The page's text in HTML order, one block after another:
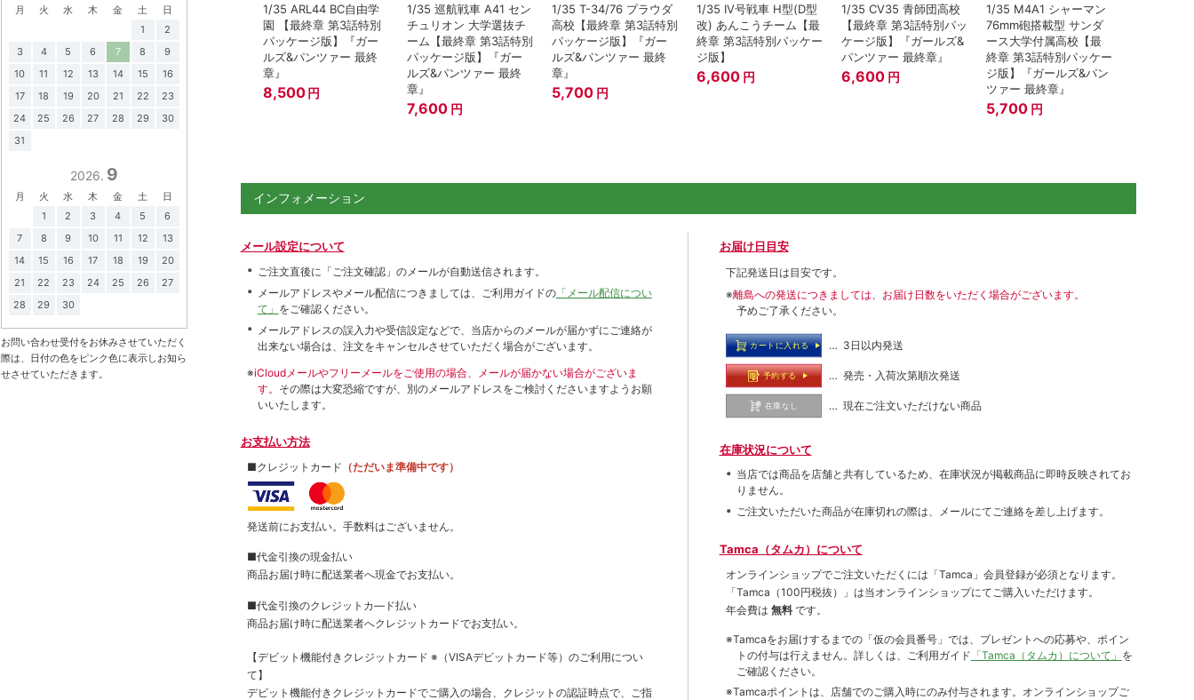
1/35 ARL44 BC自由学
園 【最終章 第3話特別
パッケージ版】『ガー
ルズ&パンツァー 最終
章』
8,500 円
1/35 巡航戦車 A41 セン
チュリオン 大学選抜チ
ーム【最終章 第3話特別
パッケージ版】『ガー
ルズ&パンツァー 最終
章』
7,600 円
1/35 T-34/76 プラウダ
高校【最終章 第3話特別
パッケージ版】『ガー
ルズ&パンツァー 最終
章』
5,700 円
1/35 IV号戦車 H型(D型
改) あんこうチーム【最
終章 第3話特別パッケー
ジ版】
6,600 円
1/35 CV35 青師団高校
【最終章 第3話特別パッ
ケージ版】『ガールズ&
パンツァー 最終章』
6,600 円
1/35 M4A1 シャーマン
76mm砲搭載型 サンダ
ース大学付属高校【最
終章 第3話特別パッケー
ジ版】『ガールズ&パン
ツァー 最終章』
5,700 円
インフォメーション
メール設定について
ご注文直後に「ご注文確認」のメールが自動送信されます。
メールアドレスやメール配信につきましては、ご利用ガイドの「メール配信につい
て」 をご確認ください。
メールアドレスの誤入力や受信設定などで、当店からのメールが届かずにご連絡が
出来ない場合は、注文をキャンセルさせていただく場合がございます。
※iCloudメールやフリーメールをご使用の場合、メールが届かない場合がございま
す。 その際は大変恐縮ですが、別のメールアドレスをご検討くださいますようお願
いいたします。
お支払い方法
■クレジットカード （ただいま準備中です）
発送前にお支払い。手数料はございません。
■代金引換の現金払い
商品お届け時に配送業者へ現金でお支払い。
■代金引換のクレジットカ―ド払い
商品お届け時に配送業者へクレジットカードでお支払い。
【デビット機能付きクレジットカード ※（VISAデビットカード等） のご利用につい
て】
デビット機能付きクレジットカードでご購入の場合、クレジットの認証時点で、ご指
お届け日目安
下記発送日は目安です。
※離島への発送につきましては、お届け日数をいただく場合がございます。
予めご了承ください。
カートに入れる … 3日以内発送
予約する … 発売・入荷次第順次発送
在庫なし … 現在ご注文いただけない商品
在庫状況について
当店では商品を店舗と共有しているため、在庫状況が掲載商品に即時反映されてお
りません。
ご注文いただいた商品が在庫切れの際は、メールにてご連絡を差し上げます。
Tamca（タムカ）について
オンラインショップでご注⽂いただくには「Tamca」会員登録が必須となります。
「Tamca （100円税抜）
」は当オンラインショップにてご購⼊いただけます。
年会費は 無料 です。
※Tamcaをお届けするまでの「仮の会員番号」では、プレゼントへの応募や、ポイン
トの付与は⾏えません。詳しくは、ご利⽤ガイド 「Tamca（タムカ）について」 を
ご確認ください。
※Tamcaポイントは、店舗でのご購⼊時にのみ付与されます。オンラインショップご
月 火 水 木 金 土
日
1
2
3
4 5 6 7 8
9
10
11 12 13 14 15
16
17
18 19 20 21 22
23
24
25 26 27 28 29
30
31
2026. 9
月 火 水 木 金 土
日
1
2 3 4 5
6
7
8 9 10 11 12
13
14
15 16 17 18 19
20
21
22 23 24 25 26
27
28
29 30
お問い合わせ受付をお休みさせていただく
際は、日付の色をピンク色に表示しお知ら
せさせていただきます。